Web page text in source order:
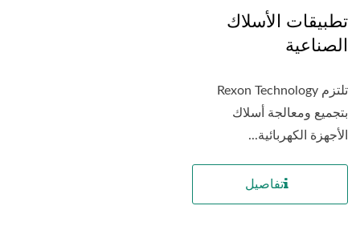
تطبيقات الأسلاك
الصناعية
تلتزم Rexon Technology
بتجميع ومعالجة أسلاك
الأجهزة الكهربائية...
تفاصيل